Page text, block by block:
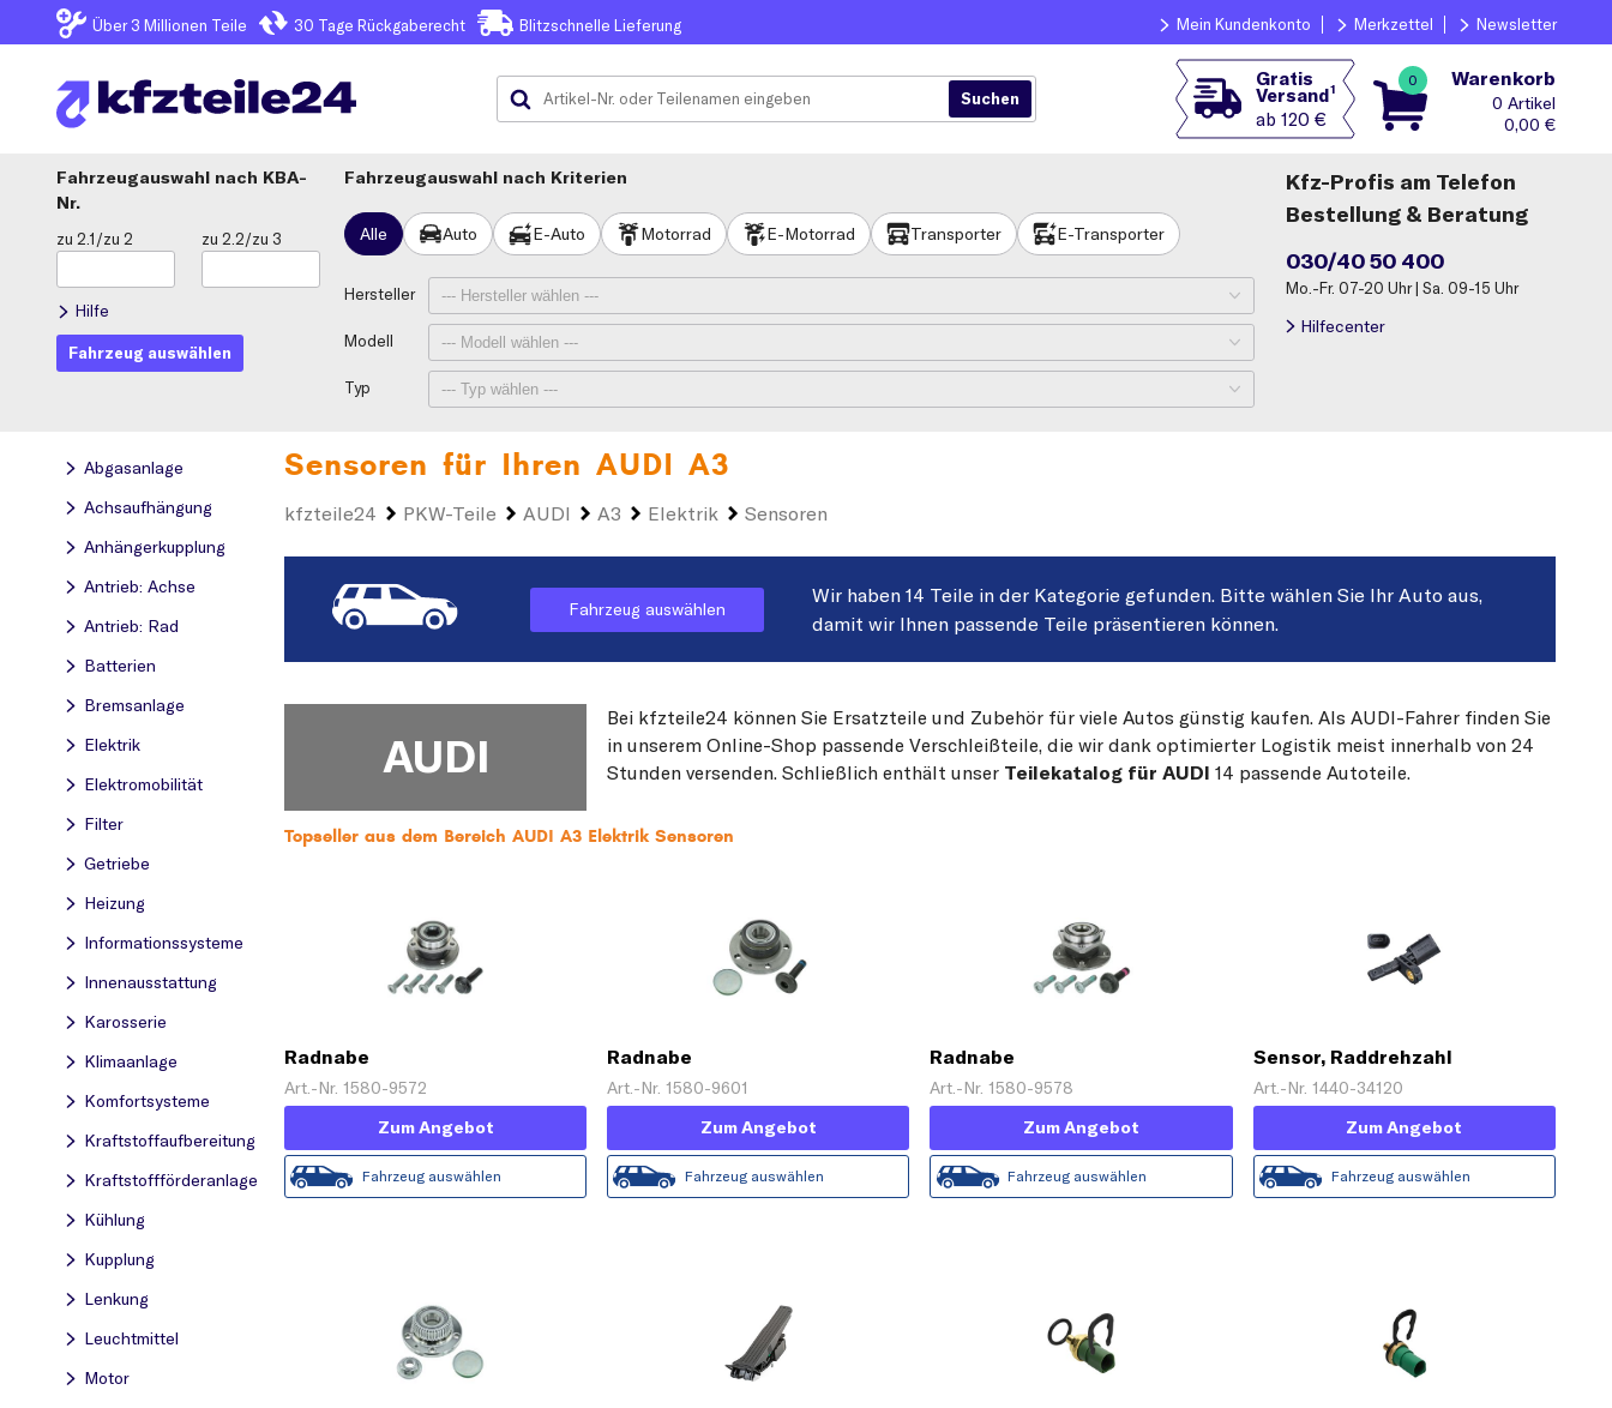
Über 3 Millionen Teile 30 Tage Rückgaberecht Blitzschnelle Lieferung Mein Kundenkonto Merkzettel Newsletter
Gratis
Versand1
ab 120 €
0 Warenkorb
0
0,00 €
Fahrzeugauswahl
KBA-
Nr.
zu 2.1/zu 2 zu 2.2/zu 3
Hilfe
Fahrzeug auswählen
Fahrzeugauswahl nach Kriterien
Alle Auto E-Auto Motorrad E-Motorrad Transporter E-Transporter
Hersteller
Modell
Typ
Kfz-Profis am Telefon
Bestellung & Beratung
030/40 50 400
Mo.-Fr. 07-20 Uhr | Sa. 09-15 Uhr
Hilfecenter
Abgasanlage
Achsaufhängung
Anhängerkupplung
Antrieb: Achse
Antrieb: Rad
Batterien
Bremsanlage
Elektrik
Elektromobilität
Filter
Getriebe
Heizung
Informationssysteme
Innenausstattung
Karosserie
Klimaanlage
Komfortsysteme
Kraftstoff­aufbereitung
Kraftstoff­förderanlage
Kühlung
Kupplung
Lenkung
Leuchtmittel
Motor
Sensoren für Ihren AUDI A3
kfzteile24 PKW-Teile AUDI A3 Elektrik Sensoren
Fahrzeug auswählen
Wir haben 14 Teile in der Kategorie gefunden. Bitte wählen Sie Ihr Auto aus,
damit wir Ihnen passende Teile präsentieren können.
AUDI
Bei kfzteile24 können Sie Ersatzteile und Zubehör für viele Autos günstig kaufen. Als AUDI-Fahrer finden Sie
in unserem Online-Shop passende Verschleißteile, die wir dank optimierter Logistik meist innerhalb von 24
Stunden versenden. Schließlich enthält unser Teilekatalog für AUDI 14 passende Autoteile.
Topseller aus dem Bereich AUDI A3 Elektrik Sensoren
Radnabe
Art.-Nr. 1580-9572
Zum Angebot
Fahrzeug auswählen
Radnabe
Art.-Nr. 1580-9601
Zum Angebot
Fahrzeug auswählen
Radnabe
Art.-Nr. 1580-9578
Zum Angebot
Fahrzeug auswählen
Sensor, Raddrehzahl
Art.-Nr. 1440-34120
Zum Angebot
Fahrzeug auswählen